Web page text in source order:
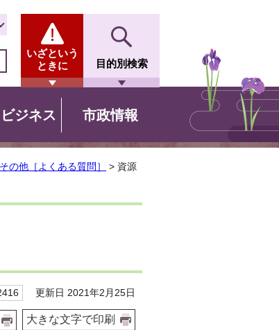
いざという
ときに
目的別検索
ジネス 市政情報
その他［よくある質問］
> 資源
更新日 2021年2月25日
大きな文字で印刷